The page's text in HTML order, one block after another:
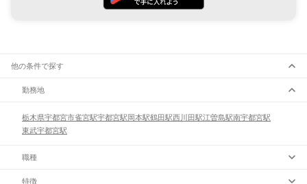
他の条件で探す
勤務地
栃木県宇都宮市雀宮駅宇都宮駅 岡本駅鶴田駅西川田駅江曽島駅南宇都宮駅
東武宇都宮駅
職種
特徴